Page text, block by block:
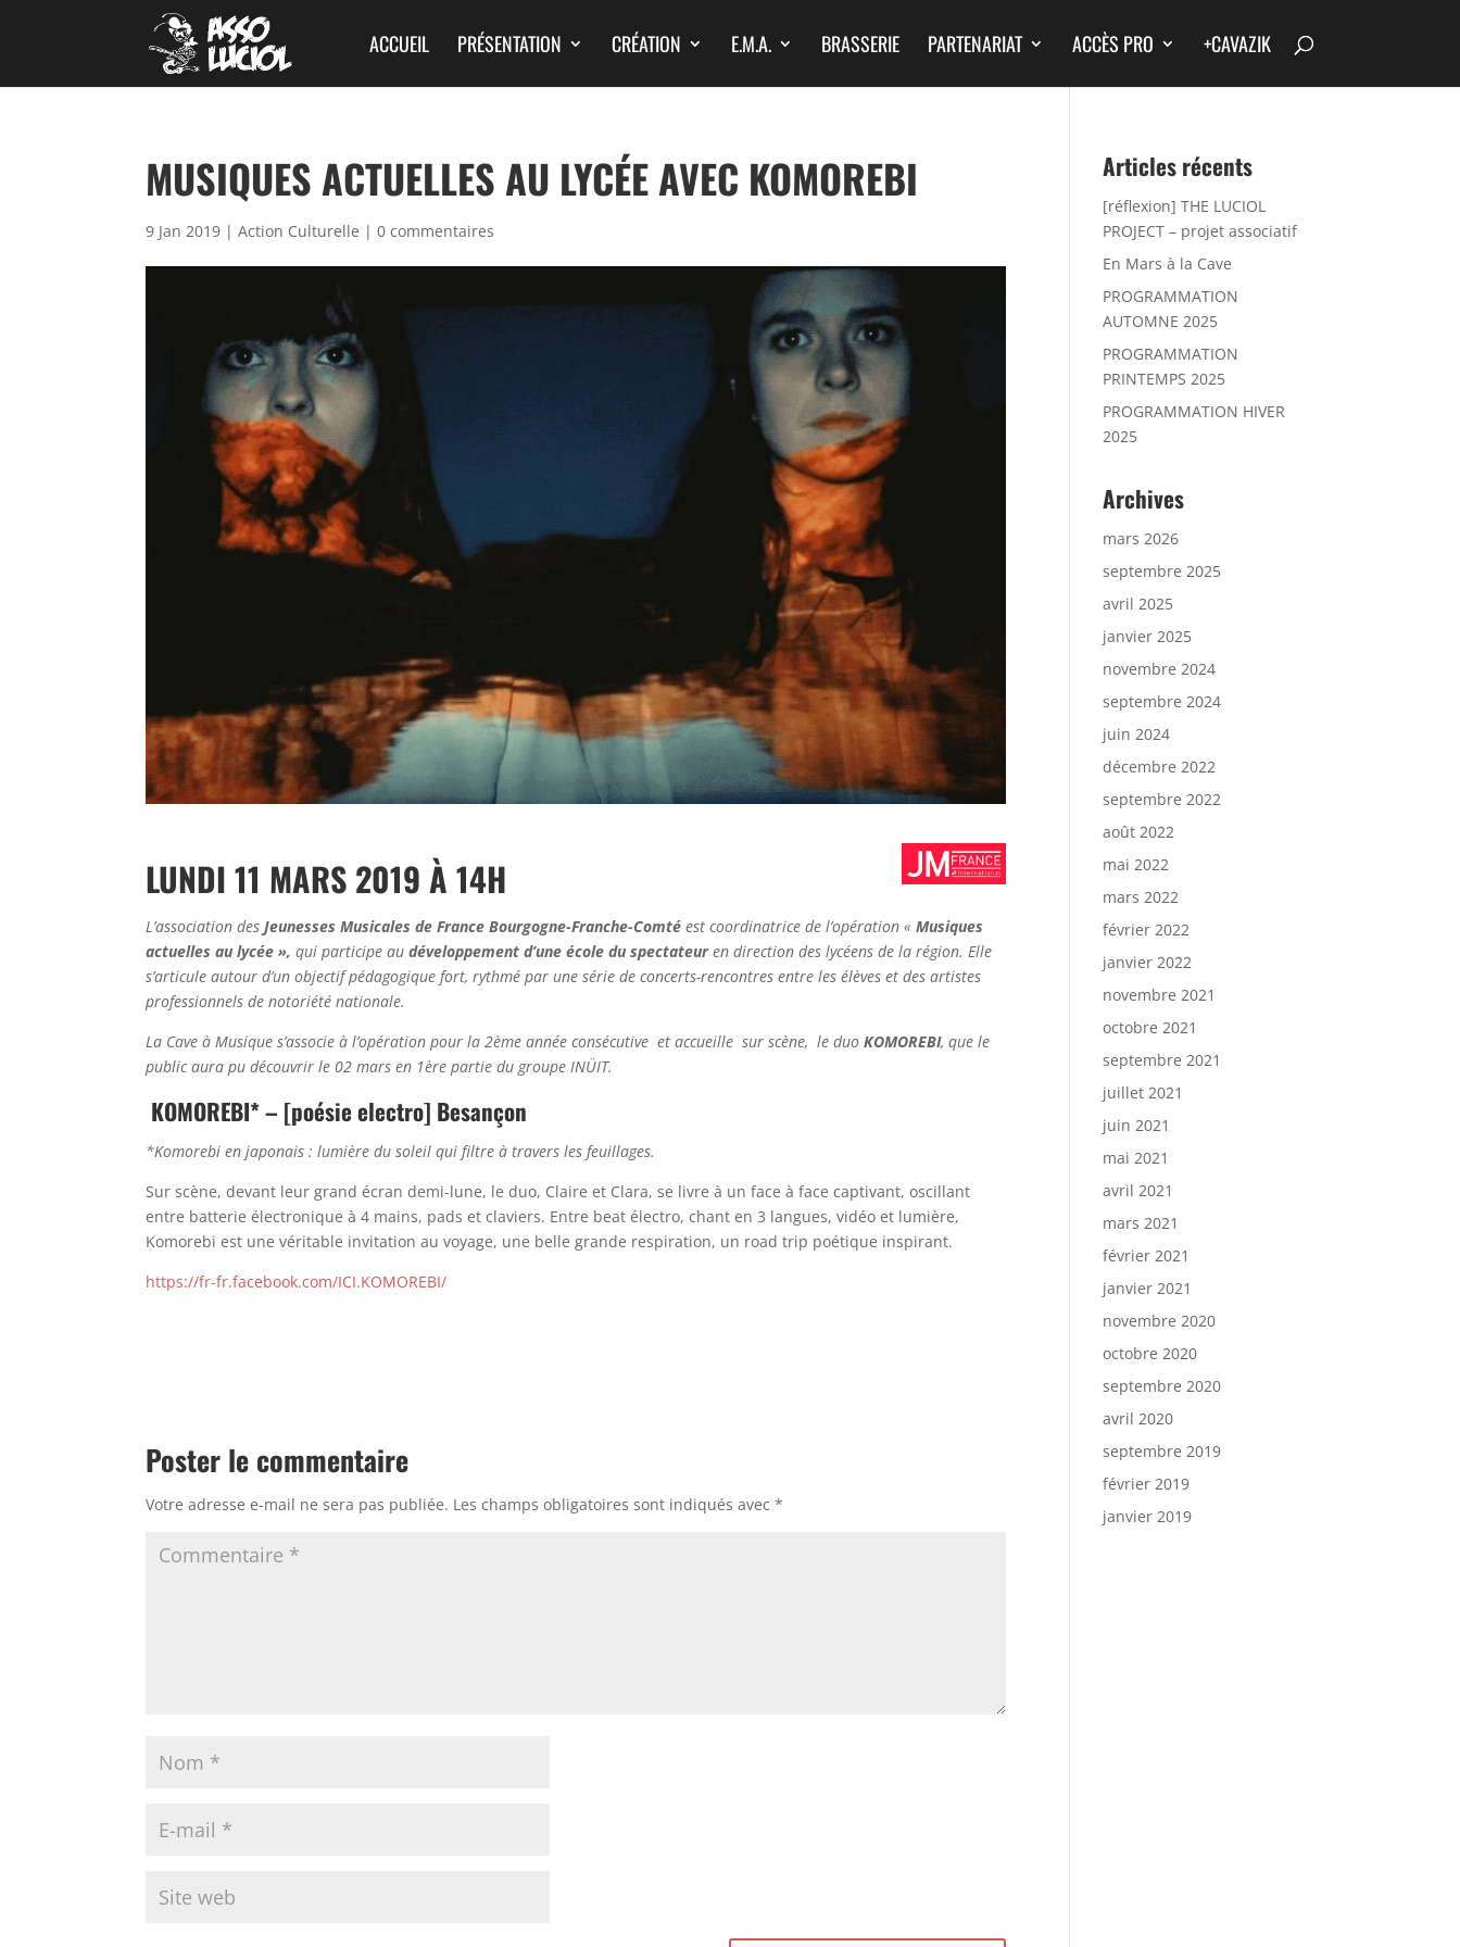
ACCUEIL PRÉSENTATION CRÉATION E.M.A. BRASSERIE PARTENARIAT ACCÈS PRO +CAVAZIK
MUSIQUES ACTUELLES AU LYCÉE AVEC KOMOREBI
9 Jan 2019 |Action Culturelle |0 commentaires
LUNDI 11 MARS 2019 À 14H
L’association desJeunesses Musicales de France Bourgogne-Franche-Comté est coordinatrice de l’opération«Musiques
actuelles au lycée », qui participe audéveloppement d’une école du spectateuren direction des lycéens de la région. Elle
s’articule autour d’un objectif pédagogique fort, rythmé par une série de concerts-rencontres entre les élèves et des artistes
professionnels de notoriété nationale.
La Cave à Musique s’associe à l’opération pour la 2ème année consécutive et accueille sur scène, le duoKOMOREBI, que le
public aura pu découvrir le 02 mars en 1ère partie du groupe INÜIT.
KOMOREBI* – [poésie electro] Besançon
*Komorebi en japonais : lumière du soleil qui filtre à travers les feuillages.
Sur scène, devant leur grand écran demi-lune, le duo, Claire et Clara, se livre à un face à face captivant, oscillant
entre batterie électronique à 4 mains, pads et claviers. Entre beat électro, chant en 3 langues, vidéo et lumière,
Komorebi est une véritable invitation au voyage, une belle grande respiration, un road trip poétique inspirant.
https://fr-fr.facebook.com/ICI.KOMOREBI/
Poster le commentaire
Votre adresse e-mail ne sera pas publiée. Les champs obligatoires sont indiqués avec*
Articles récents
[réflexion] THE LUCIOL
PROJECT – projet associatif
En Mars à la Cave
PROGRAMMATION
AUTOMNE 2025
PROGRAMMATION
PRINTEMPS 2025
PROGRAMMATION HIVER
2025
Archives
mars 2026
septembre 2025
avril 2025
janvier 2025
novembre 2024
septembre 2024
juin 2024
décembre 2022
septembre 2022
août 2022
mai 2022
mars 2022
février 2022
janvier 2022
novembre 2021
octobre 2021
septembre 2021
juillet 2021
juin 2021
mai 2021
avril 2021
mars 2021
février 2021
janvier 2021
novembre 2020
octobre 2020
septembre 2020
avril 2020
septembre 2019
février 2019
janvier 2019